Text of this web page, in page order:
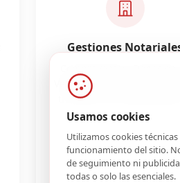
Gestiones
Ventas. Para que puedas
tranquilo en cada
Usamos cookies
Utilizamos cookies
funcionamiento del sitio.
de seguimiento ni
todas o solo las esenciales.